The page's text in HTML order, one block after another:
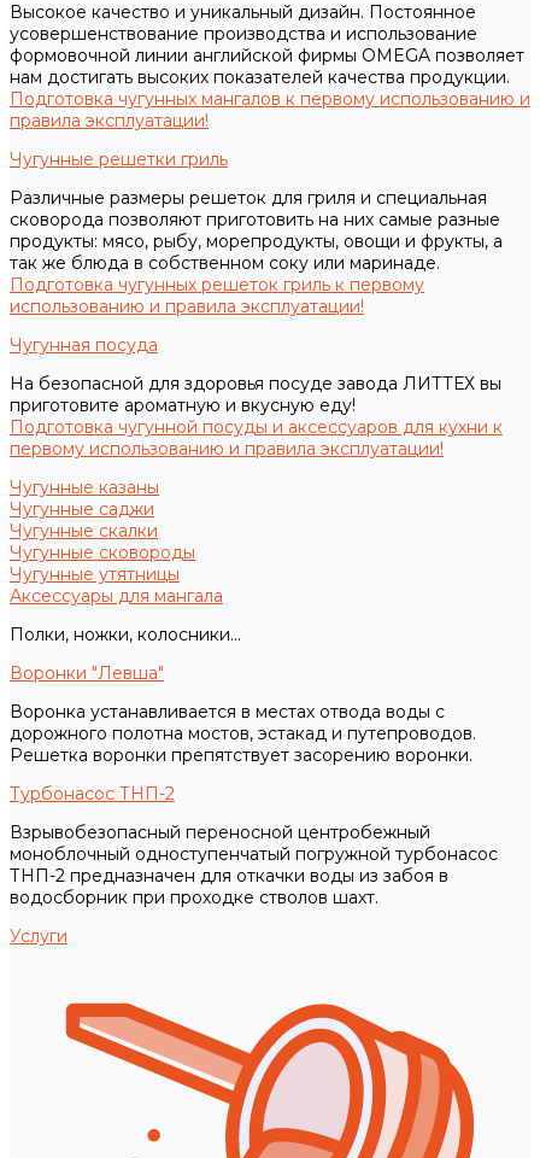
Высокое качество и уникальный дизайн. Постоянное
усовершенствование производства и использование
формовочной линии английской фирмы OMEGA позволяет
нам достигать высоких показателей качества продукции.
Подготовка чугунных мангалов к первому использованию и
правила эксплуатации!
Чугунные решетки гриль
Различные размеры решеток для гриля и специальная
сковорода позволяют приготовить на них самые разные
продукты: мясо, рыбу, морепродукты, овощи и фрукты, а
так же блюда в собственном соку или маринаде.
Подготовка чугунных решеток гриль к первому
использованию и правила эксплуатации!
Чугунная посуда
На безопасной для здоровья посуде завода ЛИТТЕХ вы
приготовите ароматную и вкусную еду!
Подготовка чугунной посуды и аксессуаров для кухни к
первому использованию и правила эксплуатации!
Чугунные казаны
Чугунные саджи
Чугунные скалки
Чугунные сковороды
Чугунные утятницы
Аксессуары для мангала
Полки, ножки, колосники...
Воронки "Левша"
Воронка устанавливается в местах отвода воды с
дорожного полотна мостов, эстакад и путепроводов.
Решетка воронки препятствует засорению воронки.
Турбонасос ТНП-2
Взрывобезопасный переносной центробежный
моноблочный одноступенчатый погружной турбонасос
ТНП-2 предназначен для откачки воды из забоя в
водосборник при проходке стволов шахт.
Услуги